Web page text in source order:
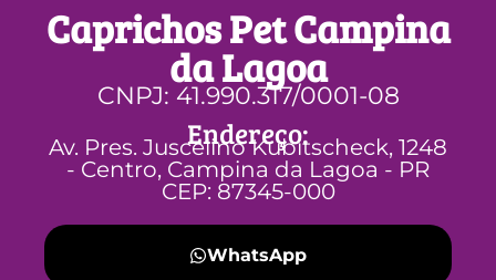
Caprichos Pet Campina
da Lagoa
CNPJ: 41.990.317/0001-08
Endereço:
Av. Pres. Juscelino Kubitscheck, 1248
- Centro, Campina da Lagoa - PR
CEP: 87345-000
WhatsApp